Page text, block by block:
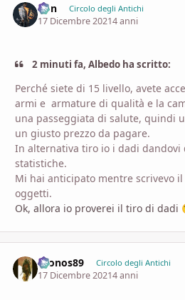
Von Circolo degli Antichi
17 Dicembre 20214 anni
2 minuti fa, Albedo ha scritto:
Perché siete di 15 livello, avete
armi e armature di qualità e la
una passeggiata di salute, quindi
un giusto prezzo da pagare.
In alternativa tiro io i dadi dandovi
statistiche.
Mi hai anticipato mentre scrivevo
oggetti.
Ok, allora io proverei il tiro di dadi
Cronos89 Circolo degli Antichi
17 Dicembre 20214 anni